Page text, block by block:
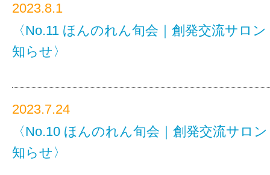
2023.8.1
〈No.11 ほんのれん旬会｜創発交流サロ
知らせ〉
2023.7.24
〈No.10 ほんのれん旬会｜創発交流サロ
知らせ〉